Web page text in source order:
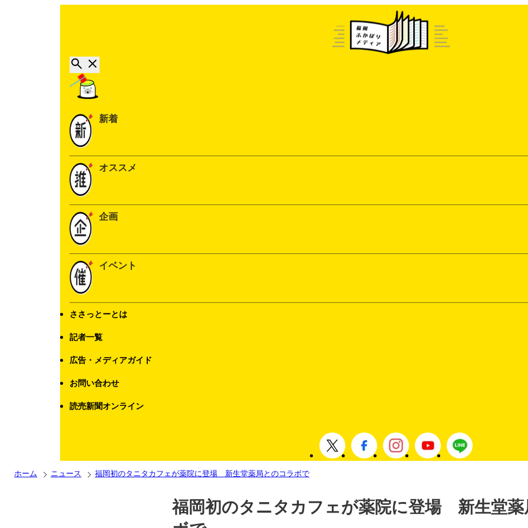
新着
オススメ
企画
イベント
ささっとーとは
記者一覧
広告・メディアガイド
お問い合わせ
読売新聞オンライン
ホーム ニュース 福岡初のタニタカフェが薬院に登場 新生堂薬局とのコラボで
福岡初のタニタカフェが薬院に登場 新生堂薬